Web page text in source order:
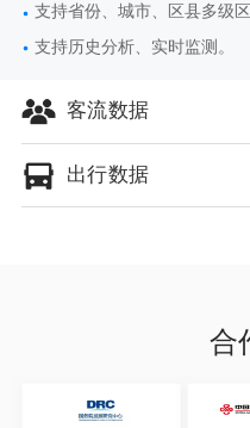
支持省份、城市、区县多级
支持历史分析、实时监测。
客流数据
客流数量数据
涵盖性别、年龄、教育水平
出行数据
支持历史分析 、实时监测。
迁徙数据
合